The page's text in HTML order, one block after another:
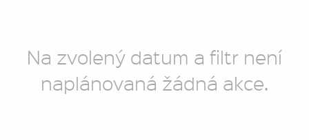
Na zvolený datum a filtr není
naplánovaná žádná akce.